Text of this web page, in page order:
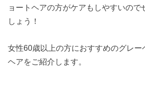
ョートヘアの方がケアもしやすいので
しょう！
女性60歳以上の方におすすめのグレー
ヘアをご紹介します。